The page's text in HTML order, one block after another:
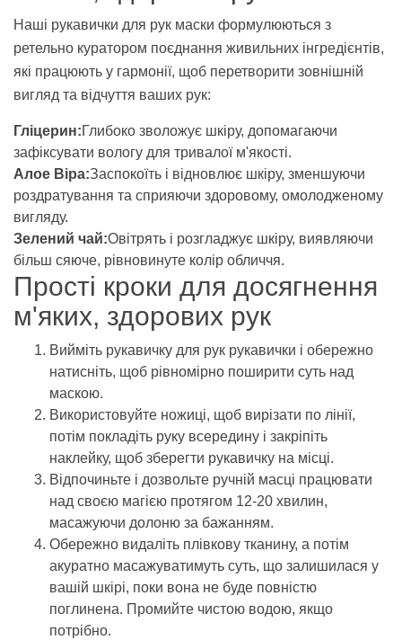
Наші рукавички для рук маски формулюються з
ретельно куратором поєднання живильних інгредієнтів,
які працюють у гармонії, щоб перетворити зовнішній
вигляд та відчуття ваших рук:
Гліцерин:Глибоко зволожує шкіру, допомагаючи
зафіксувати вологу для тривалої м'якості.
Алое Віра:Заспокоїть і відновлює шкіру, зменшуючи
роздратування та сприяючи здоровому, омолодженому
вигляду.
Зелений чай:Овітрять і розгладжує шкіру, виявляючи
більш сяюче, рівновинуте колір обличчя.
Прості кроки для досягнення
м'яких, здорових рук
Вийміть рукавичку для рук рукавички і обережно
натисніть, щоб рівномірно поширити суть над
маскою.
Використовуйте ножиці, щоб вирізати по лінії,
потім покладіть руку всередину і закріпіть
наклейку, щоб зберегти рукавичку на місці.
Відпочиньте і дозвольте ручній масці працювати
над своєю магією протягом 12-20 хвилин,
масажуючи долоню за бажанням.
Обережно видаліть плівкову тканину, а потім
акуратно масажуватимуть суть, що залишилася у
вашій шкірі, поки вона не буде повністю
поглинена. Промийте чистою водою, якщо
потрібно.